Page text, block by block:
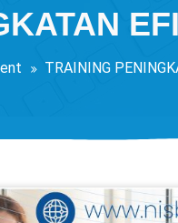
TRAINING